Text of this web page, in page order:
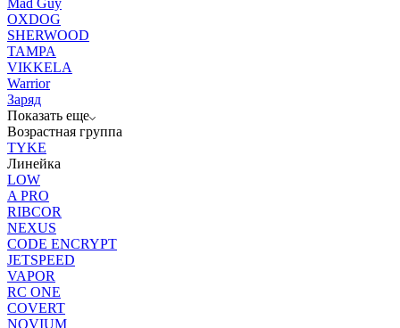
OXDOG
SHERWOOD
TAMPA
VIKKELA
Warrior
Заряд
Показать еще
Возрастная группа
TYKE
Линейка
LOW
A PRO
RIBCOR
NEXUS
CODE ENCRYPT
JETSPEED
VAPOR
RC ONE
COVERT
NOVIUM